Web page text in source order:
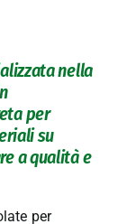
nella
per
su
a qualità e
per